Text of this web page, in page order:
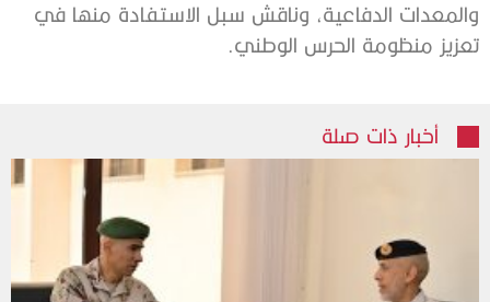
والمعدات الدفاعية، وناقش سبل الاستفادة منها في
تعزيز منظومة الحرس الوطني.
أخبار ذات صلة